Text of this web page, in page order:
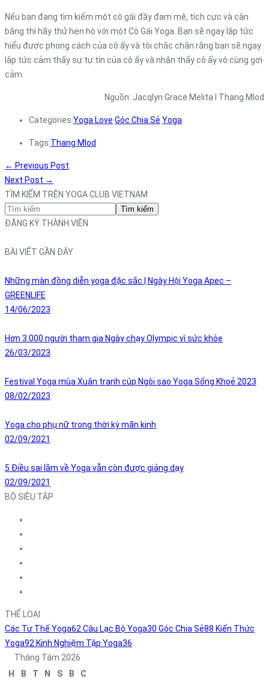
Nếu bạn đang tìm kiếm một cô gái đầy đam mê, tích cực và cân
bằng thì hãy thử hẹn hò với một Cô Gái Yoga. Bạn sẽ ngay lập tức
hiểu được phong cách của cô ấy và tôi chắc chắn rằng bạn sẽ ngay
lập tức cảm thấy sự tự tin của cô ấy và nhận thấy cô ấy vô cùng gợi
cảm.
Nguồn: Jacqlyn Grace Melita l Thang Mlod
Categories:Yoga Love Góc Chia Sẻ Yoga
Tags:Thang Mlod
← Previous Post
Next Post →
TÌM KIẾM TRÊN YOGA CLUB VIETNAM
Tìm kiếm
ĐĂNG KÝ THÀNH VIÊN
BÀI VIẾT GẦN ĐÂY
Những màn đồng diễn yoga đặc sắc | Ngày Hội Yoga Apec –
GREENLIFE
14/06/2023
Hơn 3.000 người tham gia Ngày chạy Olympic vì sức khỏe
26/03/2023
Festival Yoga mùa Xuân tranh cúp Ngôi sao Yoga Sống Khoẻ 2023
08/02/2023
Yoga cho phụ nữ trong thời kỳ mãn kinh
02/09/2021
5 Điều sai lầm về Yoga vẫn còn được giảng dạy
02/09/2021
BỘ SIÊU TẬP
THỂ LOẠI
Các Tư Thế Yoga62Câu Lạc Bộ Yoga30 Góc Chia Sẻ88 Kiến Thức
Yoga92 Kinh Nghiệm Tập Yoga36
Tháng Tám 2026
H
B T N S B
C